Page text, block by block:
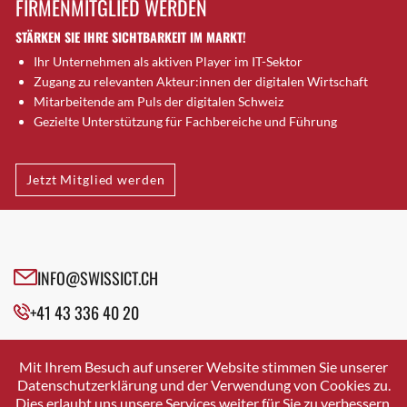
Brugg AG
Brütten
Bubendorf
Bubikon
Buchs (SG)
Bäretswil
Bülach
Cazis
Crissier
Davos Platz
Dierikon
Dietikon
FIRMENMITGLIED WERDEN
STÄRKEN SIE IHRE SICHTBARKEIT IM MARKT!
Ihr Unternehmen als aktiven Player im IT-Sektor
Zugang zu relevanten Akteur:innen der digitalen Wirtschaft
Mitarbeitende am Puls der digitalen Schweiz
Gezielte Unterstützung für Fachbereiche und Führung
Jetzt Mitglied werden
INFO@SWISSICT.CH
+41 43 336 40 20
SWISSICT
VULKANSTRASSE 120
8048 ZURICH
Mit Ihrem Besuch auf unserer Website stimmen Sie unserer
Datenschutzerklärung und der Verwendung von Cookies zu.
Dies erlaubt uns unsere Services weiter für Sie zu verbessern.